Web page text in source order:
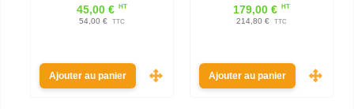
45,00 € HT
54,00 € TTC
Ajouter au panier
179,00 € HT
214,80 € TTC
Ajouter au panier